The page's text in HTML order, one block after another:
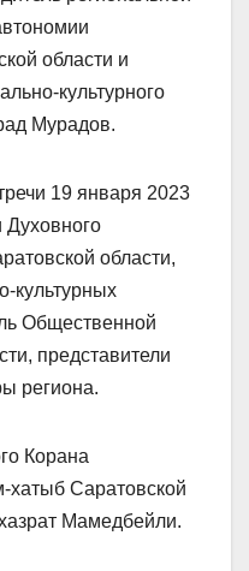
области и
культурного
Мурадов.
19 января 2023
Духовного
области,
культурных
Общественной
представители
региона.
Корана
хатыб Саратовской
Мамедбейли.